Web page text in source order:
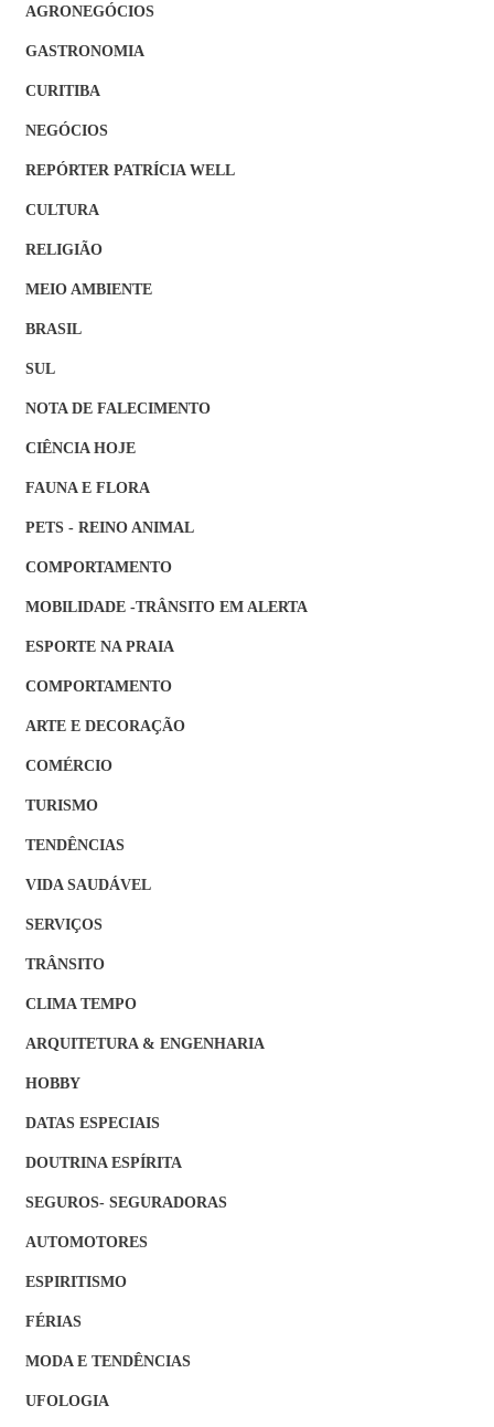
AGRONEGÓCIOS
GASTRONOMIA
CURITIBA
NEGÓCIOS
REPÓRTER PATRÍCIA WELL
CULTURA
RELIGIÃO
MEIO AMBIENTE
BRASIL
SUL
NOTA DE FALECIMENTO
CIÊNCIA HOJE
FAUNA E FLORA
PETS - REINO ANIMAL
COMPORTAMENTO
MOBILIDADE -TRÂNSITO EM ALERTA
ESPORTE NA PRAIA
COMPORTAMENTO
ARTE E DECORAÇÃO
COMÉRCIO
TURISMO
TENDÊNCIAS
VIDA SAUDÁVEL
SERVIÇOS
TRÂNSITO
CLIMA TEMPO
ARQUITETURA & ENGENHARIA
HOBBY
DATAS ESPECIAIS
DOUTRINA ESPÍRITA
SEGUROS- SEGURADORAS
AUTOMOTORES
ESPIRITISMO
FÉRIAS
MODA E TENDÊNCIAS
UFOLOGIA